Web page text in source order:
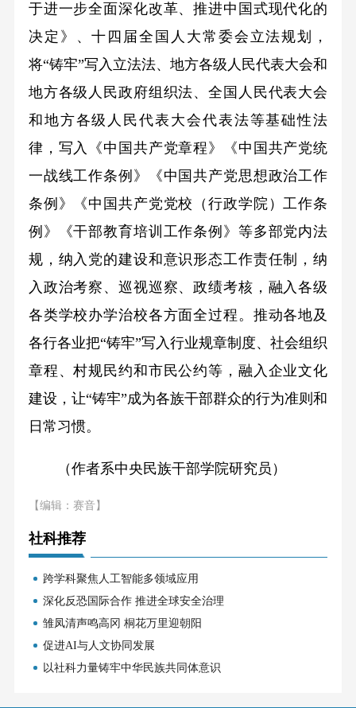
于进一步全面深化改革、推进中国式现代化的
决定》、十四届全国人大常委会立法规划，
将“铸牢”写入立法法、地方各级人民代表大会和
地方各级人民政府组织法、全国人民代表大会
和地方各级人民代表大会代表法等基础性法
律，写入《中国共产党章程》《中国共产党统
一战线工作条例》《中国共产党思想政治工作
条例》《中国共产党党校（行政学院）工作条
例》《干部教育培训工作条例》等多部党内法
规，纳入党的建设和意识形态工作责任制，纳
入政治考察、巡视巡察、政绩考核，融入各级
各类学校办学治校各方面全过程。推动各地及
各行各业把“铸牢”写入行业规章制度、社会组织
章程、村规民约和市民公约等，融入企业文化
建设，让“铸牢”成为各族干部群众的行为准则和
日常习惯。
（作者系中央民族干部学院研究员）
【编辑：赛音】
社科推荐
跨学科聚焦人工智能多领域应用
深化反恐国际合作 推进全球安全治理
雏凤清声鸣高冈 桐花万里迎朝阳
促进AI与人文协同发展
以社科力量铸牢中华民族共同体意识